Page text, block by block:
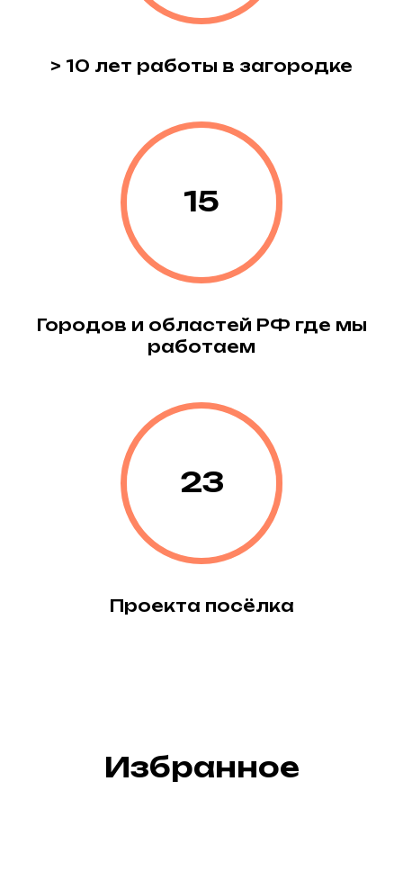
> 10 лет работы в загородке
15
Городов и областей РФ где мы
работаем
23
Проекта посёлка
Избранное